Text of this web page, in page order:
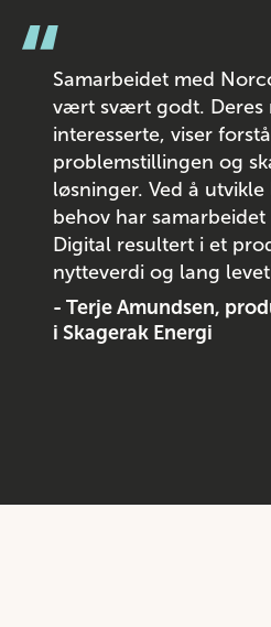
“Samarbeidet med
vært svært godt. Deres
interesserte, viser
problemstillingen og
løsninger. Ved å
behov har
Digital resultert i et
nytteverdi og lang
- Terje Amundsen,
i Skagerak Energi